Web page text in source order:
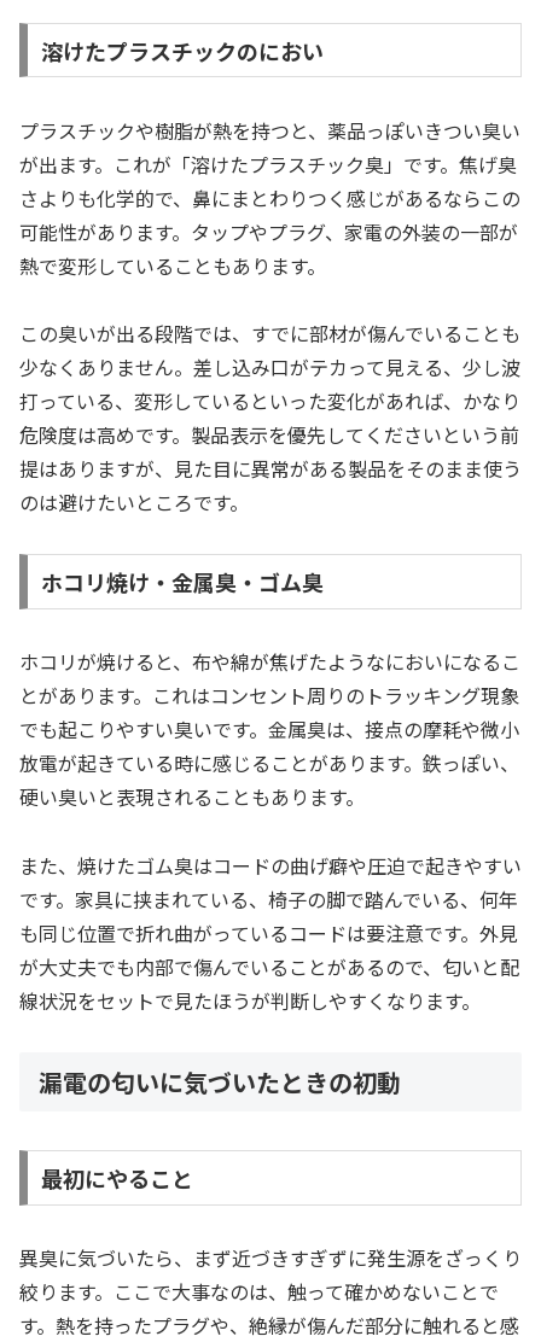
溶けたプラスチックのにおい
プラスチックや樹脂が熱を持つと、薬品っぽいきつい臭い
が出ます。これが「溶けたプラスチック臭」です。焦げ臭
さよりも化学的で、鼻にまとわりつく感じがあるならこの
可能性があります。タップやプラグ、家電の外装の一部が
熱で変形していることもあります。
この臭いが出る段階では、すでに部材が傷んでいることも
少なくありません。差し込み口がテカって見える、少し波
打っている、変形しているといった変化があれば、かなり
危険度は高めです。製品表示を優先してくださいという前
提はありますが、見た目に異常がある製品をそのまま使う
のは避けたいところです。
ホコリ焼け・金属臭・ゴム臭
ホコリが焼けると、布や綿が焦げたようなにおいになるこ
とがあります。これはコンセント周りのトラッキング現象
でも起こりやすい臭いです。金属臭は、接点の摩耗や微小
放電が起きている時に感じることがあります。鉄っぽい、
硬い臭いと表現されることもあります。
また、焼けたゴム臭はコードの曲げ癖や圧迫で起きやすい
です。家具に挟まれている、椅子の脚で踏んでいる、何年
も同じ位置で折れ曲がっているコードは要注意です。外見
が大丈夫でも内部で傷んでいることがあるので、匂いと配
線状況をセットで見たほうが判断しやすくなります。
漏電の匂いに気づいたときの初動
最初にやること
異臭に気づいたら、まず近づきすぎずに発生源をざっくり
絞ります。ここで大事なのは、触って確かめないことで
す。熱を持ったプラグや、絶縁が傷んだ部分に触れると感